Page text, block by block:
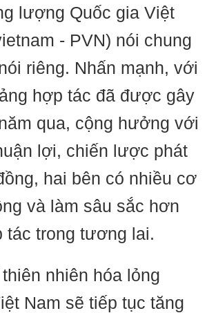
lượng Quốc gia Việt
- PVN) nói chung
riêng. Nhấn mạnh, với
hợp tác đã được gây
qua, cộng hưởng với
lợi, chiến lược phát
hai bên có nhiều cơ
và làm sâu sắc hơn
tác trong tương lai.
nhiên hóa lỏng
Nam sẽ tiếp tục tăng